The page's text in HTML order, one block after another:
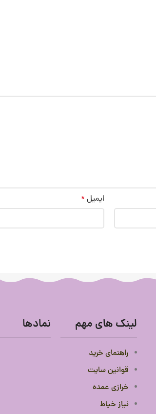
ایمیل *
لینک های مهم
راهنمای خرید
قوانین سایت
خرازی عمده
نیاز خیاط
نمادها